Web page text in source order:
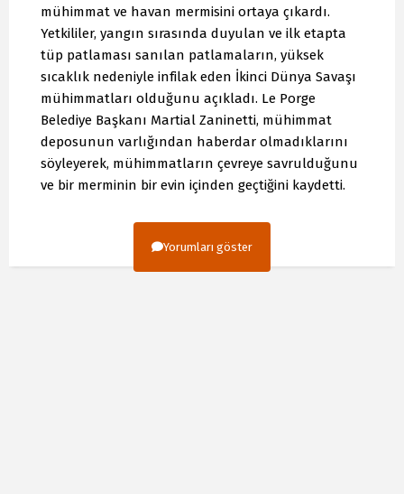
mühimmat ve havan mermisini ortaya çıkardı.
Yetkililer, yangın sırasında duyulan ve ilk etapta
tüp patlaması sanılan patlamaların, yüksek
sıcaklık nedeniyle infilak eden İkinci Dünya Savaşı
mühimmatları olduğunu açıkladı. Le Porge
Belediye Başkanı Martial Zaninetti, mühimmat
deposunun varlığından haberdar olmadıklarını
söyleyerek, mühimmatların çevreye savrulduğunu
ve bir merminin bir evin içinden geçtiğini kaydetti.
Yorumları göster